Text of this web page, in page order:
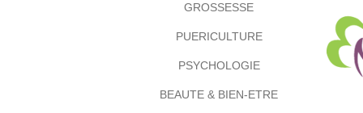
GROSSESSE
PUERICULTURE
PSYCHOLOGIE
BEAUTE & BIEN-ETRE